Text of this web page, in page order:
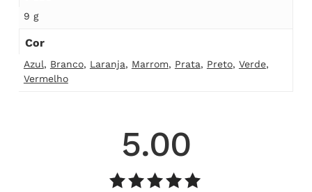
9 g
Cor
Azul, Branco, Laranja, Marrom, Prata, Preto, Verde,
Vermelho
5.00